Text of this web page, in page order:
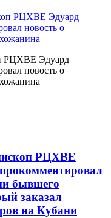
РЦХВЕ Эдуард
новость о
РЦХВЕ
бывшего
заказал
на Кубани